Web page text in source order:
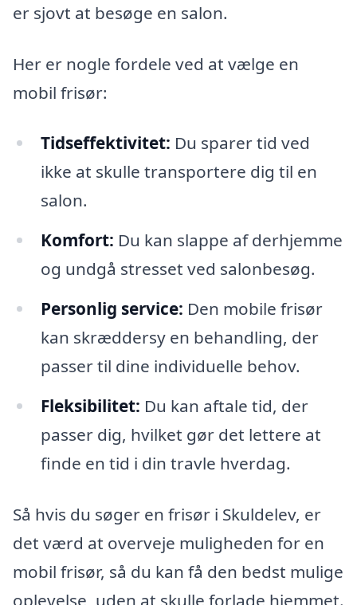
er sjovt at besøge en salon.
Her er nogle fordele ved at vælge en
mobil frisør:
Tidseffektivitet: Du sparer tid ved
ikke at skulle transportere dig til en
salon.
Komfort: Du kan slappe af derhjemme
og undgå stresset ved salonbesøg.
Personlig service: Den mobile frisør
kan skræddersy en behandling, der
passer til dine individuelle behov.
Fleksibilitet: Du kan aftale tid, der
passer dig, hvilket gør det lettere at
finde en tid i din travle hverdag.
Så hvis du søger en frisør i Skuldelev, er
det værd at overveje muligheden for en
mobil frisør, så du kan få den bedst mulige
oplevelse, uden at skulle forlade hjemmet.